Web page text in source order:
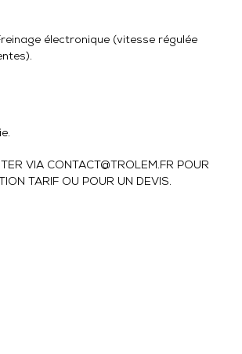
électronique (vitesse régulée
VIA CONTACT@TROLEM.FR POUR
TARIF OU POUR UN DEVIS.